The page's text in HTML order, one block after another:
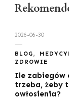
2026-06-30
BLOG
ZDROWIE
Ile zabiegów
trzeba, żeby
owłosienia?